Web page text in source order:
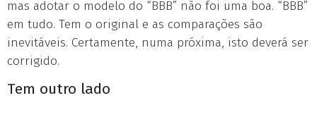
mas adotar o modelo do “BBB” não foi uma boa. “BBB”
em tudo. Tem o original e as comparações são
inevitáveis. Certamente, numa próxima, isto deverá ser
corrigido.
Tem outro lado